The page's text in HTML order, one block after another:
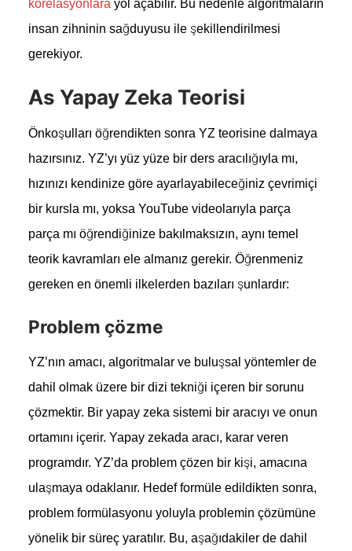
korelasyonlara yol açabilir. Bu nedenle algoritmaların
insan zihninin sağduyusu ile şekillendirilmesi
gerekiyor.
As Yapay Zeka Teorisi
Önkoşulları öğrendikten sonra YZ teorisine dalmaya
hazırsınız. YZ’yı yüz yüze bir ders aracılığıyla mı,
hızınızı kendinize göre ayarlayabileceğiniz çevrimiçi
bir kursla mı, yoksa YouTube videolarıyla parça
parça mı öğrendiğinize bakılmaksızın, aynı temel
teorik kavramları ele almanız gerekir. Öğrenmeniz
gereken en önemli ilkelerden bazıları şunlardır:
Problem çözme
YZ’nın amacı, algoritmalar ve buluşsal yöntemler de
dahil olmak üzere bir dizi tekniği içeren bir sorunu
çözmektir. Bir yapay zeka sistemi bir aracıyı ve onun
ortamını içerir. Yapay zekada aracı, karar veren
programdır. YZ’da problem çözen bir kişi, amacına
ulaşmaya odaklanır. Hedef formüle edildikten sonra,
problem formülasyonu yoluyla problemin çözümüne
yönelik bir süreç yaratılır. Bu, aşağıdakiler de dahil